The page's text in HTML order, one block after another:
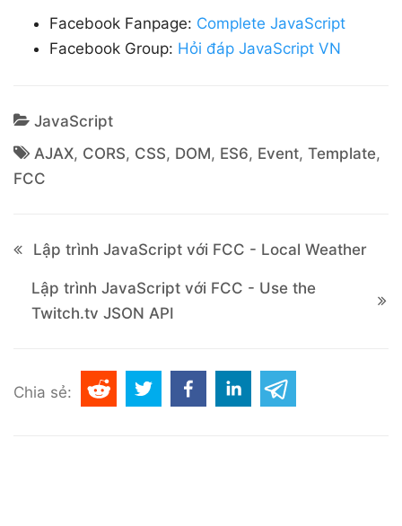
Facebook Fanpage: Complete JavaScript
Facebook Group: Hỏi đáp JavaScript VN
JavaScript
AJAX, CORS, CSS, DOM, ES6, Event, Template,
FCC
Lập trình JavaScript với FCC - Local Weather
Lập trình JavaScript với FCC - Use the
Twitch.tv JSON API
Chia sẻ: